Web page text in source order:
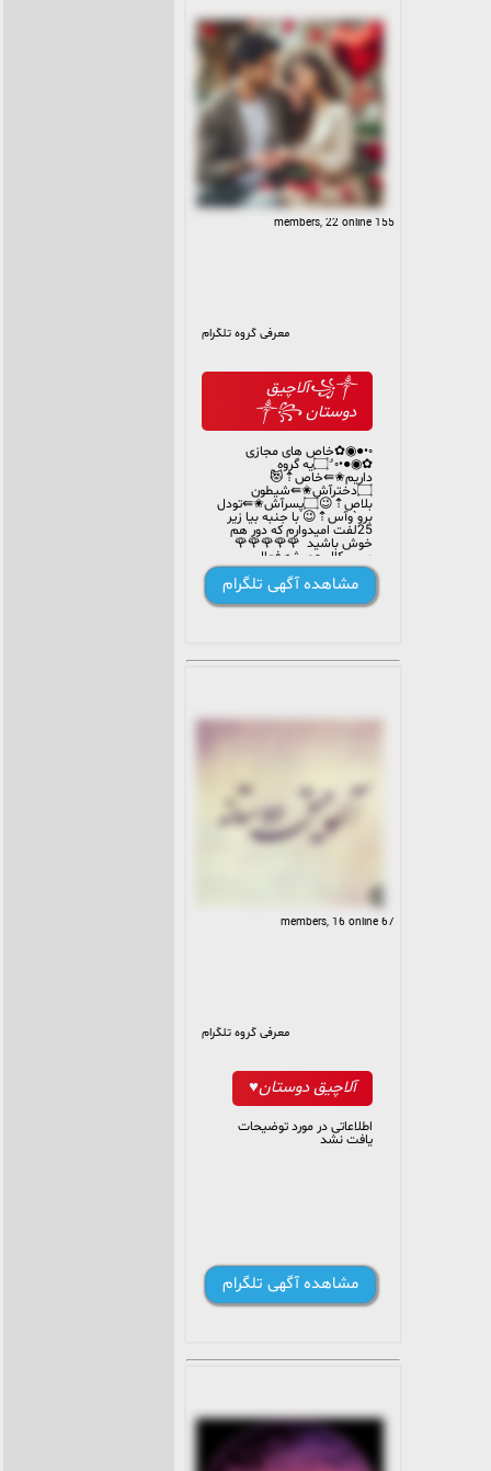
155 members, 22 online
معرفی گروه تلگرام
꧁༒آلاچیق
دوستان ༒꧂
◦•●◉✿خاص های مجازی
✿◉●•◦ ٌ۝یه گروه
داریم✬⇚خاص⇡😻ٌ
۝دخترآش✬⇚شیطون
بلاص⇡😉۝پسرآش✬⇚تودل
برو`وآس⇡😉 با جنبه بیا زیر
25لفت امیدوارم که دور هم
خوش باشید ‌ 🌹🌹🌹🌹🌹
ویس کال همیشه فعال
مشاهده آگهی تلگرام
67 members, 16 online
معرفی گروه تلگرام
آلاچیق دوستان♥️
اطلاعاتی در مورد توضیحات
یافت نشد
مشاهده آگهی تلگرام